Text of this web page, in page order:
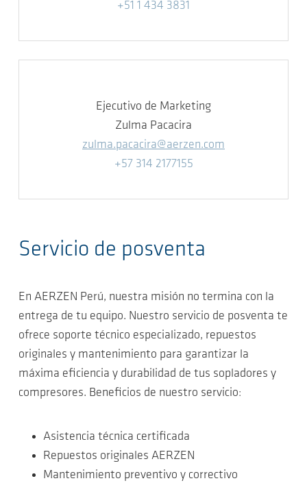
+51 1 434 3831
Ejecutivo de Marketing
Zulma Pacacira
zulma.pacacira@aerzen.com
+57 314 2177155
Servicio de posventa
En AERZEN Perú, nuestra misión no termina con la
entrega de tu equipo. Nuestro servicio de posventa te
ofrece soporte técnico especializado, repuestos
originales y mantenimiento para garantizar la
máxima eficiencia y durabilidad de tus sopladores y
compresores. Beneficios de nuestro servicio:
Asistencia técnica certificada
Repuestos originales AERZEN
Mantenimiento preventivo y correctivo